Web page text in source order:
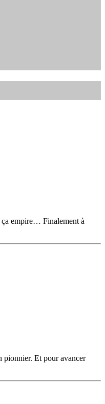
ça empire… Finalement à
pionnier. Et pour avancer